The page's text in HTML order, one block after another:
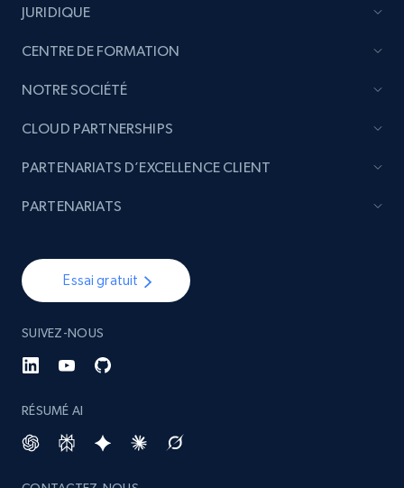
JURIDIQUE
CENTRE DE FORMATION
NOTRE SOCIÉTÉ
Essai gratuit
SUIVEZ-NOUS
RÉSUMÉ AI
CLOUD PARTNERSHIPS
PARTENARIATS D’EXCELLENCE CLIENT
PARTENARIATS